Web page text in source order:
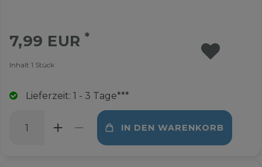
7,99 EUR*
Inhalt 1 Stück
Lieferzeit: 1 - 3 Tage***
IN DEN WARENKORB